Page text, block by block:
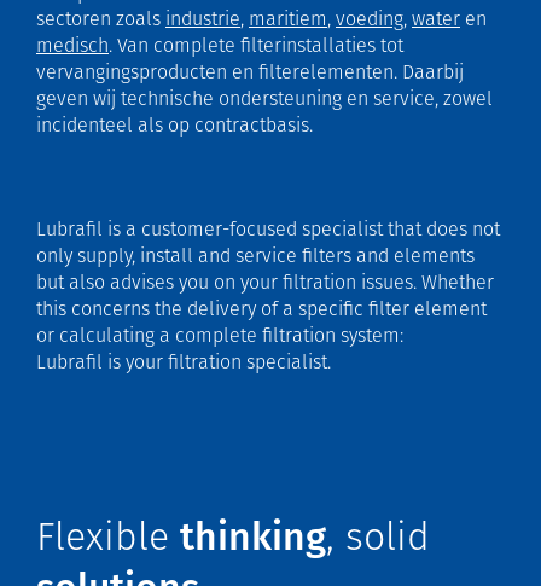
sectoren zoals industrie, maritiem,voeding,water en
medisch. Van complete filterinstallaties tot
vervangingsproducten en filterelementen. Daarbij
geven wij technische ondersteuning en service, zowel
incidenteel als op contractbasis.
Lubrafil is a customer-focused specialist that does not
only supply, install and service filters and elements
but also advises you on your filtration issues. Whether
this concerns the delivery of a specific filter element
or calculating a complete filtration system:
Lubrafil is your filtration specialist.
Flexible thinking, solid